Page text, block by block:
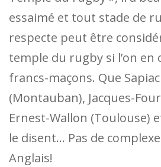
essaimé et tout stade de
respecte peut être
temple du rugby si l’on en
francs-maçons. Que Sapiac
(Montauban), Jacques-
Ernest-Wallon (Toulouse)
le disent… Pas de
Anglais!